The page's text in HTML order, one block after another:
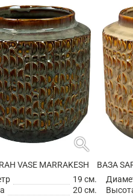
search
VASE MARRAKESH
19 см.
20 см.
ВАЗА